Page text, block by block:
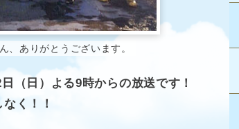
、ありがとうございます。
（日）よる9時からの放送です！
く！！